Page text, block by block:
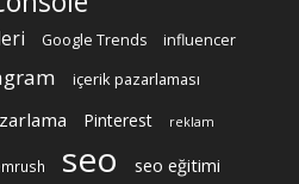
Google Trends influencer
içerik pazarlaması
Pinterest reklam
seo seo eğitimi